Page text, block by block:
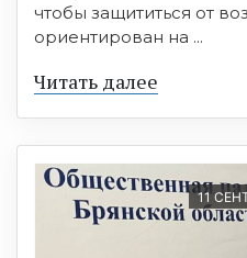
чтобы защититься от
ориентирован на ...
Читать далее
11